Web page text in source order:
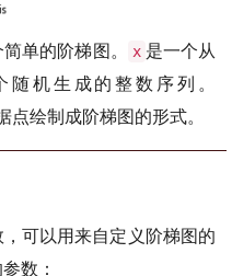
单的阶梯图。 x 是一个从
随机生成的整数序列。
点绘制成阶梯图的形式。
可以用来自定义阶梯图的
数：